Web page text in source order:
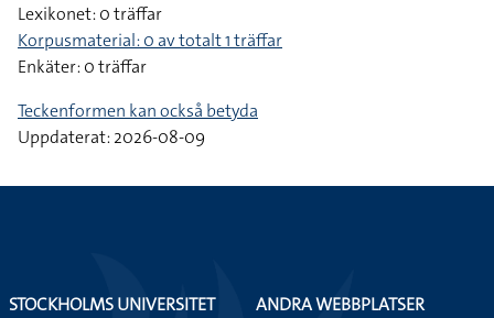
Lexikonet: 0 träffar
Korpusmaterial: 0 av totalt 1 träffar
Enkäter: 0 träffar
Teckenformen kan också betyda
Uppdaterat: 2026-08-09
STOCKHOLMS UNIVERSITET
ANDRA WEBBPLATSER